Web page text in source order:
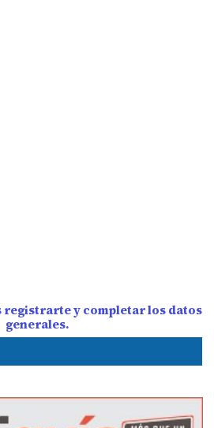
registrarte y completar los datos
generales.